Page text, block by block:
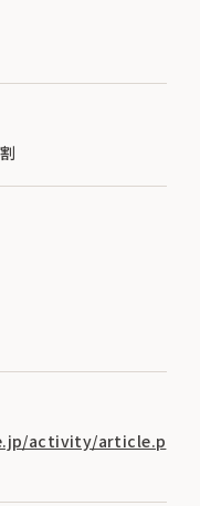
activity/article.p